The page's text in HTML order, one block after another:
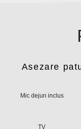
Asezare
Mic dejun inclus
TV